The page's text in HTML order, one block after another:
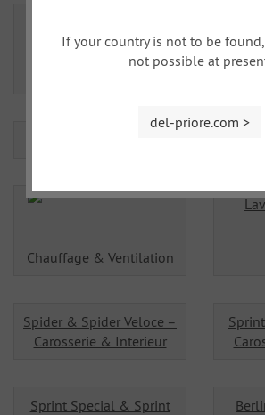
Chauffage & Ventilation
Spider & Spider Veloce –
Carosserie & Interieur
Sprint Special & Sprint
If your country is not to be
not possible at
del-priore.com >